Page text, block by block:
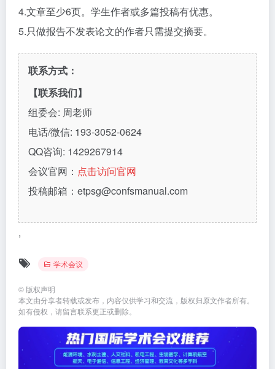
4.文章至少6页。学生作者或多篇投稿有优惠。
5.只做报告不发表论文的作者只需提交摘要。
联系方式：
【联系我们】
组委会: 周老师
电话/微信: 193-3052-0624
QQ咨询: 1429267914
会议官网： 点击访问官网
投稿邮箱：etpsg@confsmanual.com
,
学术会议
© 版权声明
本文由分享者转载或发布，内容仅供学习和交流，版权归原文作者所有。
如有侵权，请留言联系更正或删除。